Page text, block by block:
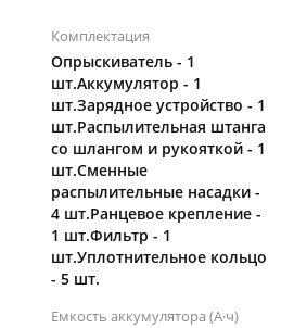
Комплектация
Опрыскиватель - 1
шт.Аккумулятор - 1
шт.Зарядное устройство - 1
шт.Распылительная штанга
со шлангом и рукояткой - 1
шт.Сменные
распылительные насадки -
4 шт.Ранцевое крепление -
1 шт.Фильтр - 1
шт.Уплотнительное кольцо
- 5 шт.
Емкость аккумулятора (А·ч)